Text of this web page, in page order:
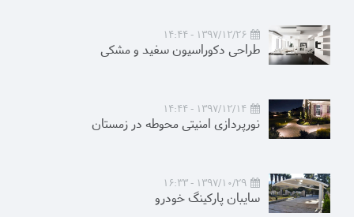
1397/12/26 - 14:44
طراحی دکوراسیون سفید و مشکی
1397/12/14 - 14:44
نورپردازی امنیتی محوطه در زمستان
1397/10/29 - 16:33
سایبان پارکینگ خودرو